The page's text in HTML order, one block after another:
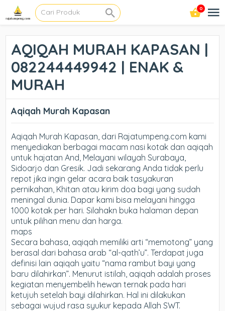
0
AQIQAH MURAH KAPASAN |
082244449942 | ENAK &
MURAH
Aqiqah Murah Kapasan
Aqiqah Murah Kapasan, dari Rajatumpeng.com kami
menyediakan berbagai macam nasi kotak dan aqiqah
untuk hajatan And, Melayani wilayah Surabaya,
Sidoarjo dan Gresik. Jadi sekarang Anda tidak perlu
repot jika ingin gelar acara baik tasyakuran
pernikahan, Khitan atau kirim doa bagi yang sudah
meningal dunia. Dapar kami bisa melayani hingga
1000 kotak per hari. Silahakn buka halaman depan
untuk pilihan menu dan harga.
maps
Secara bahasa, aqiqah memiliki arti “memotong” yang
berasal dari bahasa arab “al-qath’u”. Terdapat juga
definisi lain aqiqah yaitu “nama rambut bayi yang
baru dilahirkan”. Menurut istilah, aqiqah adalah proses
kegiatan menyembelih hewan ternak pada hari
ketujuh setelah bayi dilahirkan. Hal ini dilakukan
sebagai wujud rasa syukur kepada Allah SWT.